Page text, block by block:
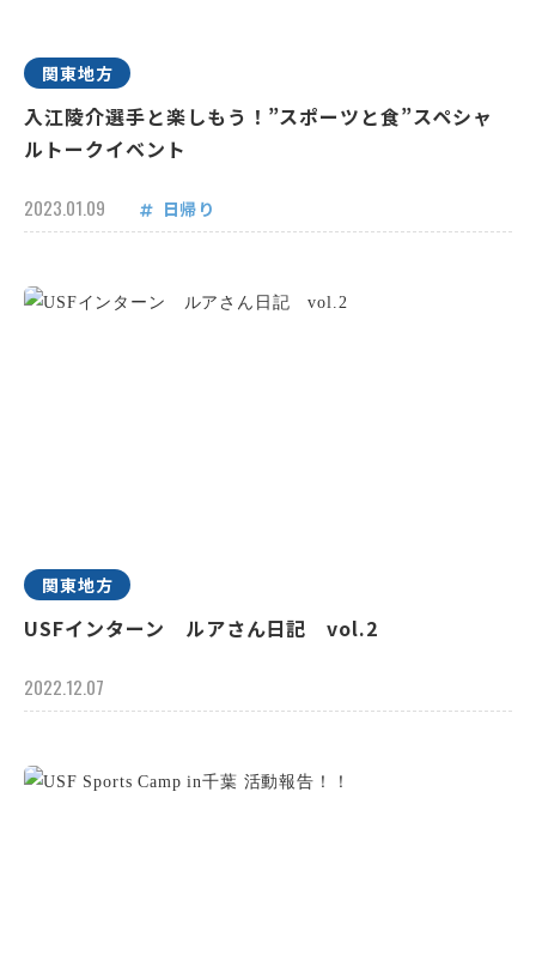
関東地方
入江陵介選手と楽しもう！”スポーツと食”スペシャ
ルトークイベント
2023.01.09 日帰り
関東地方
USFインターン ルアさん日記 vol.2
2022.12.07